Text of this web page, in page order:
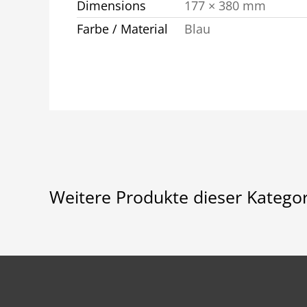
Dimensions
177 × 380 mm
Farbe / Material
Blau
Weitere Produkte dieser